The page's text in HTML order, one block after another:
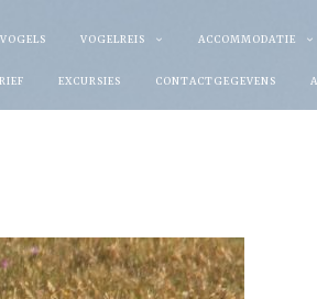
VOGELS VOGELREIS ACCOMMODATIE
EXCURSIES CONTACTGEGEVENS